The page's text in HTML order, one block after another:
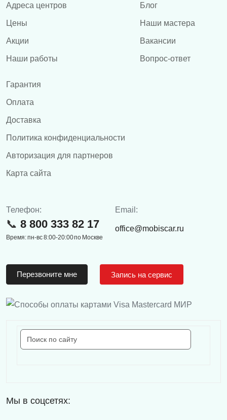
Адреса центров
Цены
Акции
Наши работы
Блог
Наши мастера
Вакансии
Вопрос-ответ
Гарантия
Оплата
Доставка
Политика конфиденциальности
Авторизация для партнеров
Карта сайта
Телефон:
8 800 333 82 17
Время: пн-вс 8:00-20:00 по Москве
Email:
office@mobiscar.ru
Перезвоните мне Запись на сервис
Мы в соцсетях: